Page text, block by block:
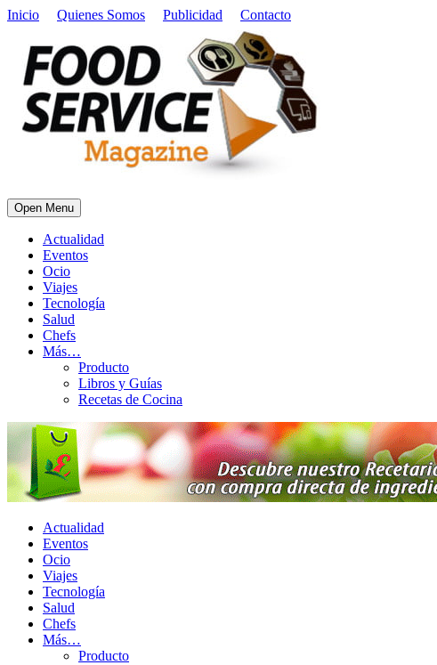
Inicio Quienes Somos Publicidad Contacto
Open Menu
Actualidad
Eventos
Ocio
Viajes
Tecnología
Salud
Chefs
Más…
Producto
Libros y Guías
Recetas de Cocina
Actualidad
Eventos
Ocio
Viajes
Tecnología
Salud
Chefs
Más…
Producto